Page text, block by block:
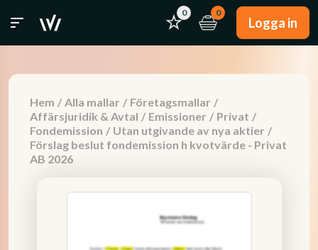
0 0
Logga in
Hem / Alla mallar / Företagsmallar /
Affärsjuridik & Avtal / Emissioner / Privat /
Fondemission / Utan utgivande av nya aktier /
Förslag beslut fondemission h kvotvärde - Privat
AB 2026